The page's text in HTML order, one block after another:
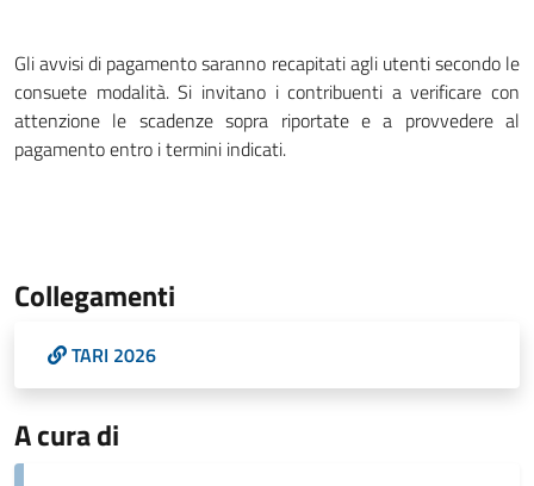
Gli avvisi di pagamento saranno recapitati agli utenti secondo le
consuete modalità. Si invitano i contribuenti a verificare con
attenzione le scadenze sopra riportate e a provvedere al
pagamento entro i termini indicati.
Collegamenti
TARI 2026
A cura di